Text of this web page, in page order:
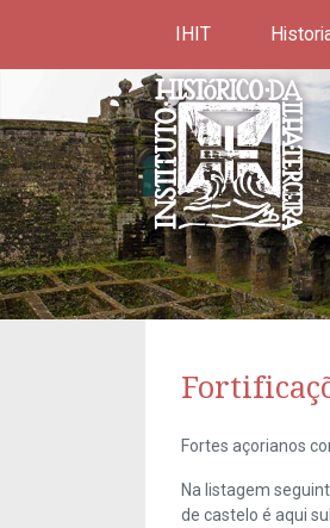
IHIT
Fortes açorianos
Na listagem
de castelo é aqui